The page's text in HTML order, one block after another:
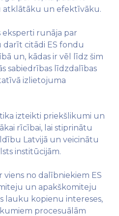
atklātāku un efektīvāku.
eksperti runāja par
citādi ES fondu
un, kādas ir vēl līdz šim
sabiedrības līdzdalības
izlietojuma
izteikti priekšlikumi un
rīcībai, lai stiprinātu
Latvijā un veicinātu
institūcijām.
viens no dalībniekiem ES
un apakškomiteju
lauku kopienu intereses,
procesuālām